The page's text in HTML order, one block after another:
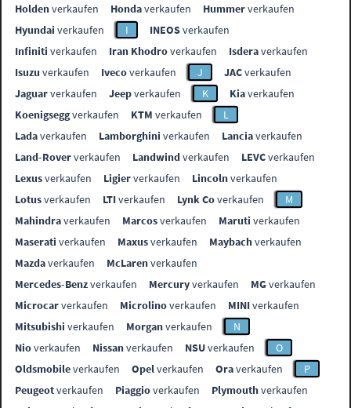
Holdenverkaufen Hondaverkaufen Hummerverkaufen
Hyundai verkaufen I INEOSverkaufen
Infiniti verkaufen Iran Khodroverkaufen Isderaverkaufen
Isuzu verkaufen Ivecoverkaufen J JACverkaufen
Jaguarverkaufen Jeepverkaufen K Kiaverkaufen
Koenigseggverkaufen KTM verkaufen
L
Ladaverkaufen Lamborghini verkaufen Lanciaverkaufen
Land-Roververkaufen Landwindverkaufen LEVCverkaufen
Lexusverkaufen Ligierverkaufen Lincolnverkaufen
Lotusverkaufen LTIverkaufen Lynk Coverkaufen
M
Mahindraverkaufen Marcosverkaufen Maruti verkaufen
Maserati verkaufen Maxusverkaufen Maybachverkaufen
Mazdaverkaufen McLarenverkaufen
Mercedes-Benzverkaufen Mercuryverkaufen MGverkaufen
Microcarverkaufen Microlinoverkaufen MINIverkaufen
Mitsubishi verkaufen Morganverkaufen
N
Nioverkaufen Nissanverkaufen NSUverkaufen
O
Oldsmobileverkaufen Opelverkaufen Oraverkaufen
P
Peugeotverkaufen Piaggioverkaufen Plymouthverkaufen